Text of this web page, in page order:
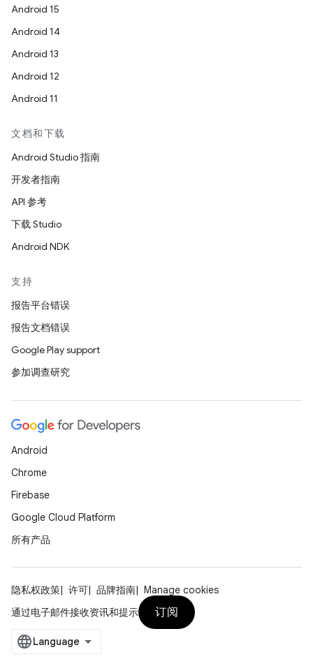
Android 15
Android 14
Android 13
Android 12
Android 11
文档和下载
Android Studio 指南
开发者指南
API 参考
下载 Studio
Android NDK
支持
报告平台错误
报告文档错误
Google Play support
参加调查研究
Android
Chrome
Firebase
Google Cloud Platform
所有产品
隐私权政策 许可 品牌指南
Manage cookies
通过电子邮件接收资讯和提示
订阅